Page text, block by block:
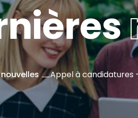
nouvelles